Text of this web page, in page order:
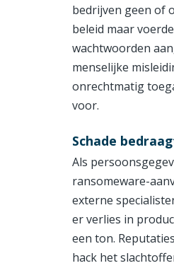
bedrijven geen of
beleid maar
wachtwoorden
menselijke
onrechtmatig
voor.
Schade
Als
ransomeware-
externe
er verlies in
een ton.
hack het